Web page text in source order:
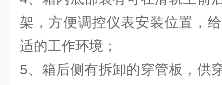
架，方便调控仪表安装位置，
适的工作环境；
5、箱后侧有拆卸的穿管板，供